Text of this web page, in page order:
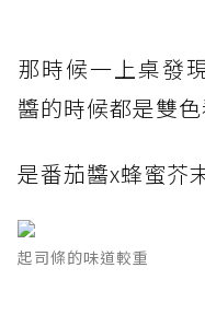
那時候一上桌發
醬的時候都是雙
是番茄醬x蜂蜜芥
起司條的味道較重